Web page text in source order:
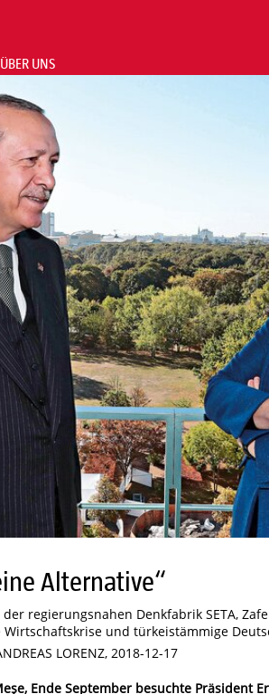
ÜBER UNS
Alternative“
regierungsnahen Denkfabrik SETA,
Wirtschaftskrise und türkeistämmige
LORENZ, 2018-12-17
Ende September besuchte Präsident